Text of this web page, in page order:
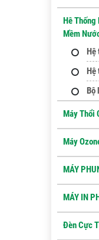
Hê Thống
Mềm
Hệ
Hệ
Bộ
Máy Thổi
Máy
MÁY
MÁY IN
Đèn Cực